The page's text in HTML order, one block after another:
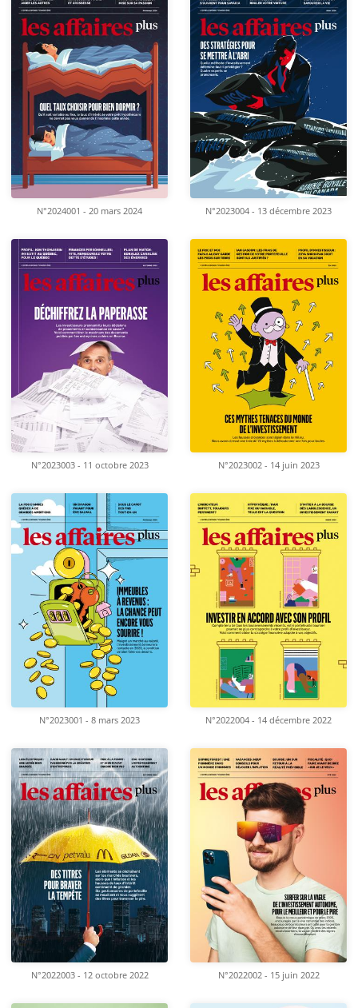
N°2024001 - 20 mars 2024 N°2023004 - 13 décembre 2023
N°2023003 - 11 octobre 2023 N°2023002 - 14 juin 2023
N°2023001 - 8 mars 2023 N°2022004 - 14 décembre 2022
N°2022003 - 12 octobre 2022 N°2022002 - 15 juin 2022